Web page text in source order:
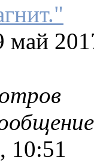
май
10:51